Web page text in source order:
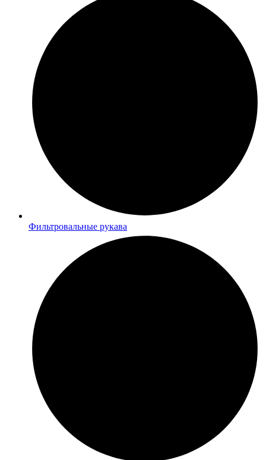
Фильтровальные рукава